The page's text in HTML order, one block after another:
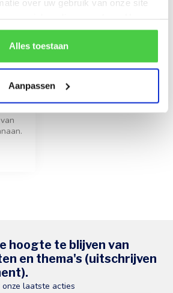
over uw gebruik van onze site
je bepaalde cookies blokkeert, het
van de website kan verstoren.
Alles toestaan
Aanpassen
hoogte te blijven van
en thema's (uitschrijven
laatste acties